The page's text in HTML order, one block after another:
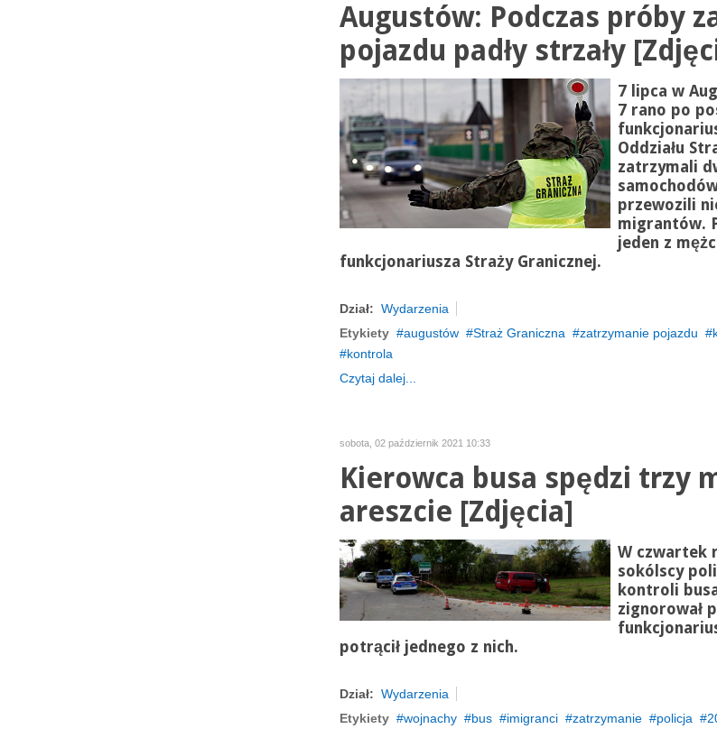
Augustów: Podczas próby
pojazdu padły strzały
7 lipca w
7 rano po
Oddziału
zatrzymali
przewozili
migrantów.
jeden z
funkcjonariusza Straży Granicznej.
Dział: Wydarzenia
Etykiety
augustów Straż Graniczna zatrzymanie pojazdu
kontrola
Czytaj dalej...
sobota, 02 październik 2021 10:33
Kierowca busa spędzi trzy
areszcie [Zdjęcia]
W czwartek
sokólscy
kontroli
zignorował
potrącił jednego z nich.
Dział: Wydarzenia
Etykiety
wojnachy bus imigranci zatrzymanie policja